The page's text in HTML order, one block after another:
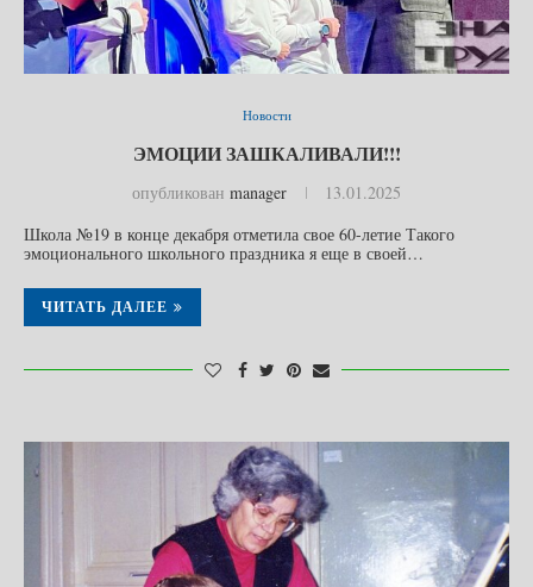
Новости
ЭМОЦИИ ЗАШКАЛИВАЛИ!!!
опубликован manager
13.01.2025
Школа №19 в конце декабря отметила свое 60-летие Такого
эмоционального школьного праздника я еще в своей…
ЧИТАТЬ ДАЛЕЕ